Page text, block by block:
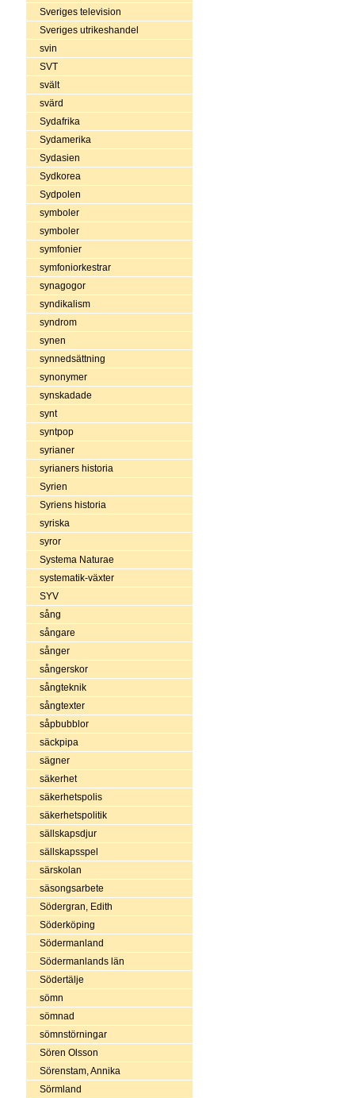
Sveriges television
Sveriges utrikeshandel
svin
SVT
svält
svärd
Sydafrika
Sydamerika
Sydasien
Sydkorea
Sydpolen
symboler
symboler
symfonier
symfoniorkestrar
synagogor
syndikalism
syndrom
synen
synnedsättning
synonymer
synskadade
synt
syntpop
syrianer
syrianers historia
Syrien
Syriens historia
syriska
syror
Systema Naturae
systematik-växter
SYV
sång
sångare
sånger
sångerskor
sångteknik
sångtexter
såpbubblor
säckpipa
sägner
säkerhet
säkerhetspolis
säkerhetspolitik
sällskapsdjur
sällskapsspel
särskolan
säsongsarbete
Södergran, Edith
Söderköping
Södermanland
Södermanlands län
Södertälje
sömn
sömnad
sömnstörningar
Sören Olsson
Sörenstam, Annika
Sörmland